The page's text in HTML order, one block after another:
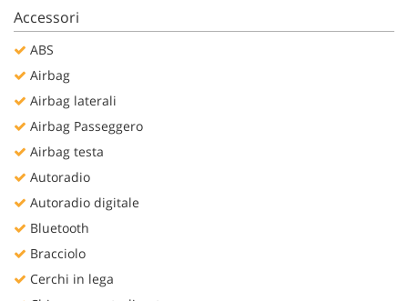
Accessori
ABS
Airbag
Airbag laterali
Airbag Passeggero
Airbag testa
Autoradio
Autoradio digitale
Bluetooth
Bracciolo
Cerchi in lega